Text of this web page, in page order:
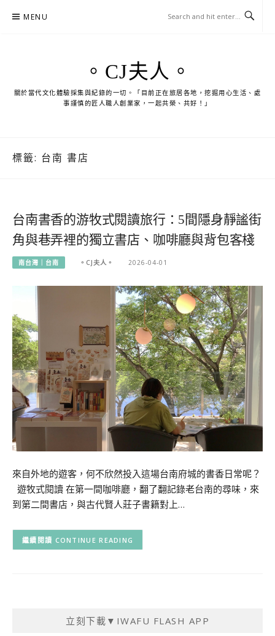
MENU
。CJ夫人。
關於當代文化體驗採集與紀錄的一切。「目前正在旅居各地，挖掘用心生活、處
事謹慎的匠人職人創業家，一起共榮、共好！」
標籤: 台南 書店
台南書香的游牧式閱讀旅行：5間隱身靜謐街
角與巷弄裡的獨立書店、咖啡廳與背包客棧
南台灣｜台南 。CJ夫人。 2026-04-01
來自外地的遊客，何不欣然投入這場台南府城的書香日常呢？
遊牧式閱讀 在第一間咖啡廳，翻了翻記錄老台南的尋味，來
到第二間書店，與古代賢人莊子書籍對上…
CONTINUE READING
立刻下載▼IWAFU FLASH APP